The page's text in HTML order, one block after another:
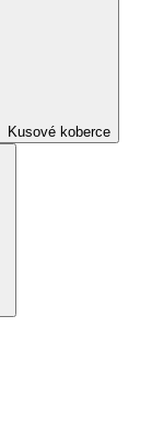
Kusové koberce